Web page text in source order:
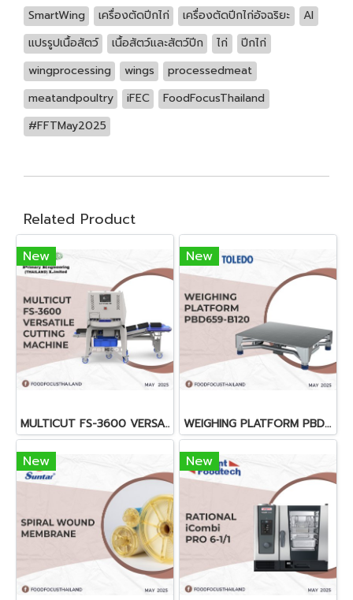
SmartWing เครื่องตัดปีกไก่ เครื่องตัดปีกไก่อัจฉริยะ
AI
แปรรูปเนื้อสัตว์
เนื้อสัตว์และสัตว์ปีก ไก่
ปีกไก่
wingprocessing
wings
processedmeat
meatandpoultry
iFEC
FoodFocusThailand
#FFTMay2025
Related Product
New
MULTICUT FS-3600 VERSATILE CUTTING MACHINE
New
WEIGHING PLATFORM PBD659-B120
New New